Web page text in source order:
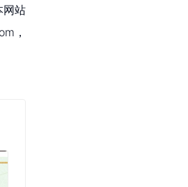
网站
，